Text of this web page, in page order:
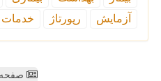
آزمایش
رپورتاژ خدمات
صفحه